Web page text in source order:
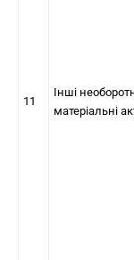
11
Інші
матеріальні